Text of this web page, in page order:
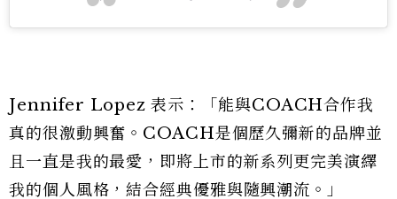
Jennifer Lopez 表示：「能與COACH合作我
真的很激動興奮。COACH是個歷久彌新的品牌並
且一直是我的最愛，即將上市的新系列更完美演繹
我的個人風格，結合經典優雅與隨興潮流。」